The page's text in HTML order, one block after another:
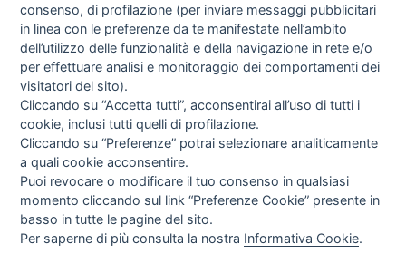
consenso, di profilazione (per inviare messaggi pubblicitari
in linea con le preferenze da te manifestate nell’ambito
dell’utilizzo delle funzionalità e della navigazione in rete e/o
per effettuare analisi e monitoraggio dei comportamenti dei
visitatori del sito).
Cliccando su “Accetta tutti”, acconsentirai all’uso di tutti i
cookie, inclusi tutti quelli di profilazione.
Cliccando su “Preferenze” potrai selezionare analiticamente
a quali cookie acconsentire.
Puoi revocare o modificare il tuo consenso in qualsiasi
momento cliccando sul link “Preferenze Cookie” presente in
basso in tutte le pagine del sito.
Per saperne di più consulta la nostra Informativa Cookie.